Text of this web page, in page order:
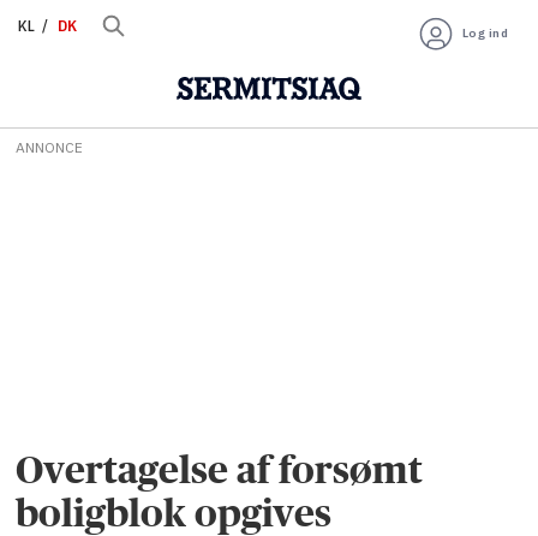
KL DK Log ind
ANNONCE
Overtagelse af forsømt
boligblok opgives